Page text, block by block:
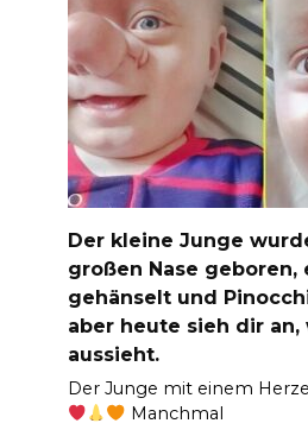
Der kleine Junge
großen Nase geboren,
gehänselt und
aber heute sieh dir an,
aussieht.
Der Junge mit einem
Manchmal